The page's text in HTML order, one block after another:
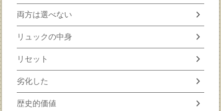
両方は選べない chevron_right
リュックの中身 chevron_right
リセット chevron_right
劣化した chevron_right
歴史的価値 chevron_right